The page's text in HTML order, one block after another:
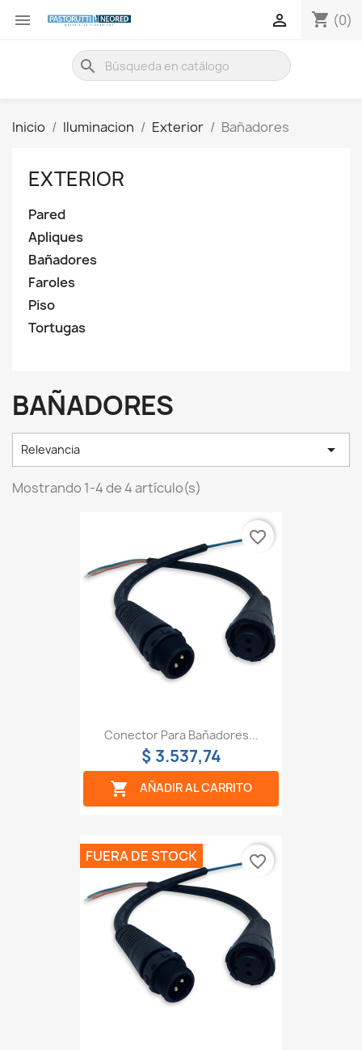
 shopping_cart (0)

search
Inicio Iluminacion Exterior Bañadores
EXTERIOR
Pared
Apliques
Bañadores
Faroles
Piso
Tortugas
BAÑADORES
Relevancia 
Mostrando 1-4 de 4 artículo(s)
Conector Para Bañadores...
$ 3.537,74
 AÑADIR AL CARRITO
favorite_border
FUERA DE STOCK favorite_border